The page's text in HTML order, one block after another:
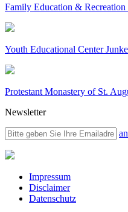
Family Education & Recreation
Youth Educational Center
Protestant Monastery of St.
Newsletter
Impressum
Disclaimer
Datenschutz